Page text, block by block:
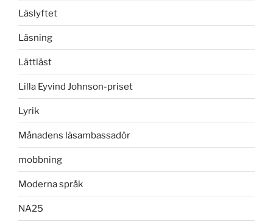
Läslyftet
Läsning
Lättläst
Lilla Eyvind Johnson-priset
Lyrik
Månadens läsambassadör
mobbning
Moderna språk
NA25